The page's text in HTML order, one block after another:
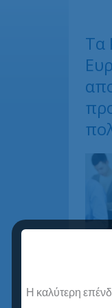
Τα
Η καλύτερη